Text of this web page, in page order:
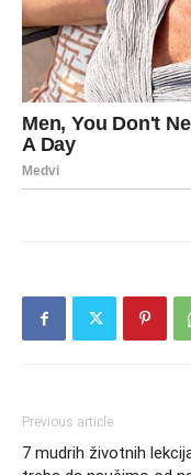
Previous article
7 mudrih životnih